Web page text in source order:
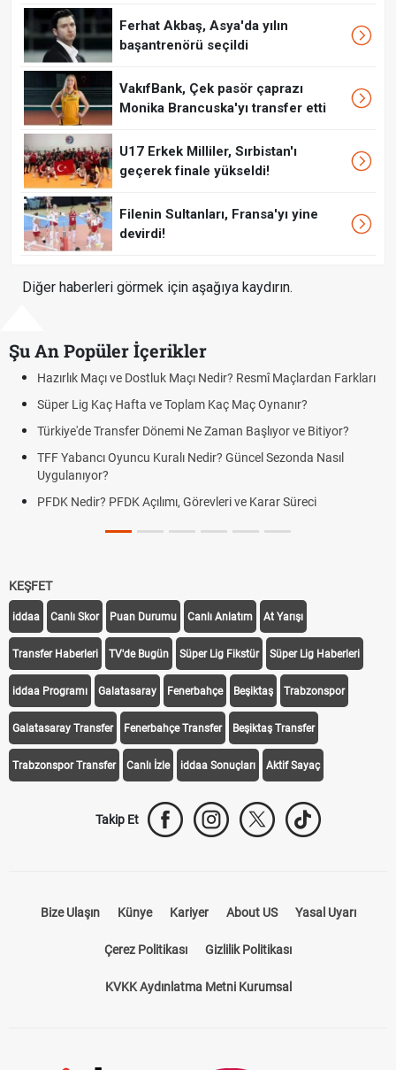
Ferhat Akbaş, Asya'da yılın
başantrenörü seçildi
VakıfBank, Çek pasör çaprazı
Monika Brancuska'yı transfer etti
U17 Erkek Milliler, Sırbistan'ı
geçerek finale yükseldi!
Filenin Sultanları, Fransa'yı yine
devirdi!
Diğer haberleri görmek için aşağıya kaydırın.
Şu An Popüler İçerikler
Puan Durumunda AG, OM ve Diğer Kısaltmalar Ne Anlama Gelir?
Skor Ne Demek? Sporda Skor ve Sonuç Kavramları
Futbol Nasıl Oynanır? Temel Futbol Kuralları
Deplasman Golü Kuralı Nedir? Hangi Organizasyonlarda
Uygulanıyor?
DGS Sonuçları Ne Zaman Açıklanacak 2026? ÖSYM Sonuç
KEŞFET
iddaa Canlı Skor Puan Durumu Canlı Anlatım At Yarışı
Transfer Haberleri TV'de Bugün Süper Lig Fikstür Süper Lig Haberleri
iddaa Programı Galatasaray Fenerbahçe Beşiktaş Trabzonspor
Galatasaray Transfer Fenerbahçe Transfer Beşiktaş Transfer
Trabzonspor Transfer Canlı İzle iddaa Sonuçları Aktif Sayaç